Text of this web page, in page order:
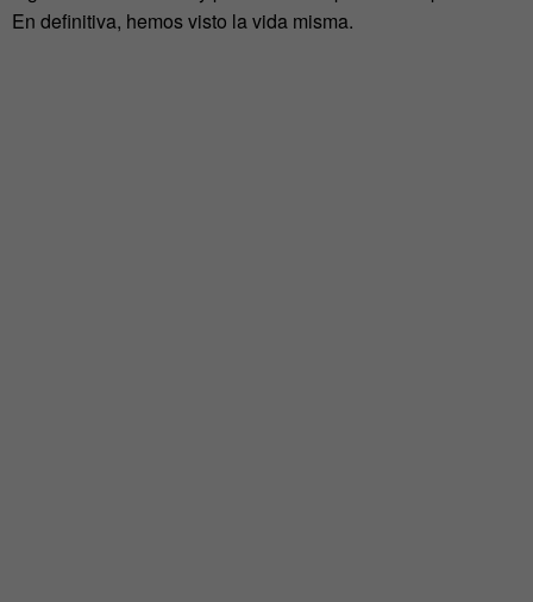
En definitiva, hemos visto la vida misma.